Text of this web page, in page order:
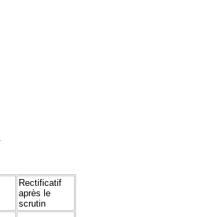
Rectificatif
après le
scrutin